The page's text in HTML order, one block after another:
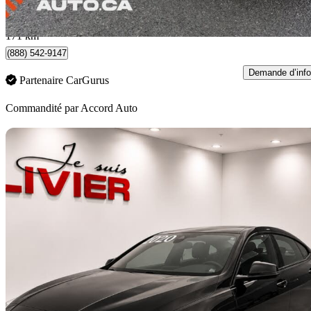
456 $/mois env.
Quebec, QC
171 km
(888) 542-9147
Partenaire CarGurus
Demande d’info
Commandité parAccord Auto